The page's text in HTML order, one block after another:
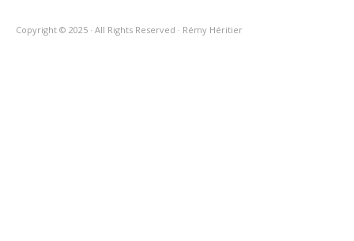
Copyright © 2025 · All Rights Reserved · Rémy Héritier